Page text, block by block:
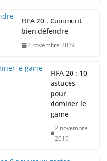
FIFA 20 : Comment
bien défendre
2 novembre 2019
FIFA 20 : 10
astuces
pour
dominer le
game
2 novembre
2019